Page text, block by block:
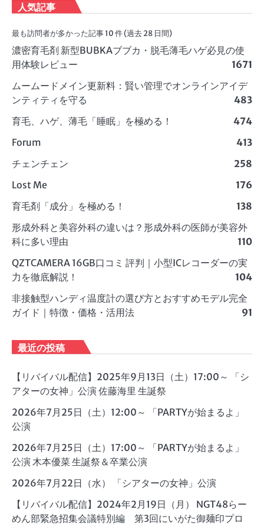
人気記事
最も訪問者が多かった記事 10 件 (過去 28 日間)
濃密育毛剤 新型BUBKAブブカ・脱毛薄毛ハゲ必見の使
用体験レビュー
1671
ムームードメイン更新料：賢い管理でオンラインアイデ
ンティティを守る
483
育毛、ハゲ、薄毛「睡眠」を極める！
474
Forum
413
チェンチェン
258
Lost Me
176
育毛剤「成分」を極める！
138
形成外科と美容外科の違いは？形成外科の医師が美容外
科に多い理由
110
QZTCAMERA 16GB口コミ 評判｜小型ICレコーダーの実
力を徹底解説！
104
非接触型ハンディ温度計の選び方とおすすめモデル完全
ガイド｜特徴・価格・活用法
91
最近の投稿
【リバイバル配信】2025年9月13日（土）17:00～ 「シ
アターの女神」公演 佐藤海里 生誕祭
2026年7月25日（土）12:00～ 「PARTYが始まるよ」
公演
2026年7月25日（土）17:00～ 「PARTYが始まるよ」
公演 木本優菜 生誕祭＆卒業公演
2026年7月22日（水） 「シアターの女神」公演
【リバイバル配信】2024年2月19日（月） NGT48らー
めん部緊急招集会議特別編 第3回にいがた御麺印プロ